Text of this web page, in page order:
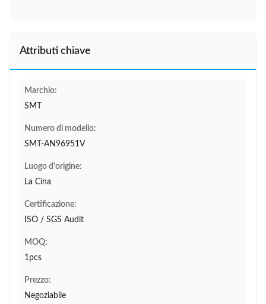
Attributi chiave
Marchio:
SMT
Numero di modello:
SMT-AN96951V
Luogo d'origine:
La Cina
Certificazione:
ISO / SGS Audit
MOQ:
1pcs
Prezzo:
Negoziabile